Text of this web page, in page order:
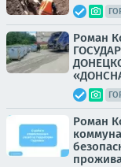
Роман
Роман